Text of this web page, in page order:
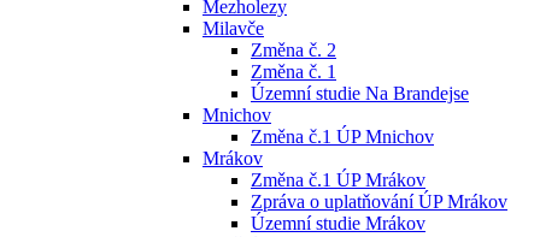
Mezholezy
Milavče
Změna č. 2
Změna č. 1
Územní studie Na Brandejse
Mnichov
Změna č.1 ÚP Mnichov
Mrákov
Změna č.1 ÚP Mrákov
Zpráva o uplatňování ÚP Mrákov
Územní studie Mrákov